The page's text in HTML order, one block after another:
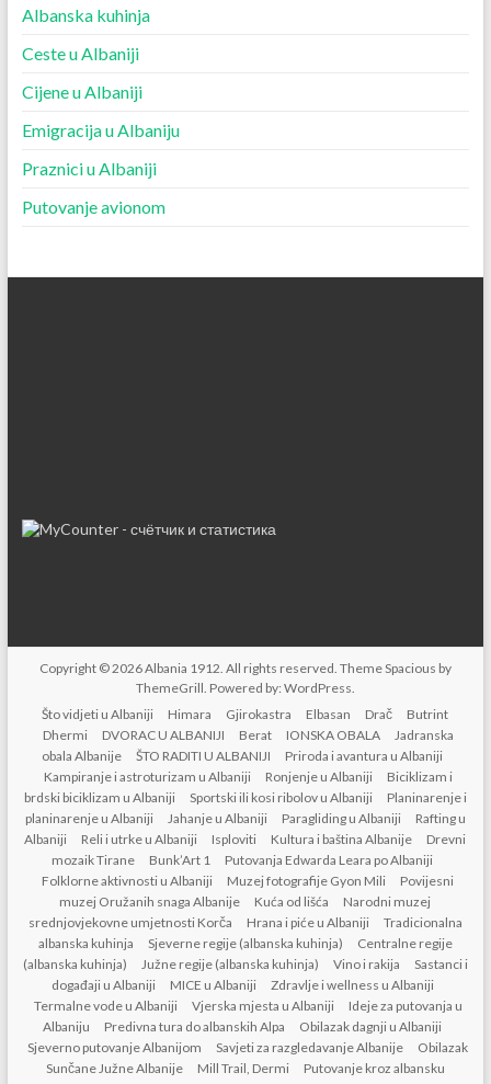
Albanska kuhinja
Ceste u Albaniji
Cijene u Albaniji
Emigracija u Albaniju
Praznici u Albaniji
Putovanje avionom
Copyright © 2026Albania 1912 . All rights reserved. ThemeSpacious by
ThemeGrill. Powered by: WordPress
Što vidjeti u Albaniji
Himara Gjirokastra Elbasan Drač
Butrint
Dhermi
DVORAC U ALBANIJI Berat IONSKA OBALA
Jadranska
obala Albanije
ŠTO RADITI U ALBANIJI
Priroda i avantura u Albaniji
Kampiranje i astroturizam u Albaniji
Ronjenje u Albaniji
Biciklizam i
brdski biciklizam u Albaniji
Sportski ili kosi ribolov u Albaniji
Planinarenje i
planinarenje u Albaniji
Jahanje u Albaniji Paragliding u Albaniji
Rafting u
Albaniji
Reli i utrke u Albaniji Isploviti Kultura i baština Albanije
Drevni
mozaik Tirane
Bunk’Art 1
Putovanja Edwarda Leara po Albaniji
Folklorne aktivnosti u Albaniji
Muzej fotografije Gyon Mili
Povijesni
muzej Oružanih snaga Albanije
Kuća od lišća
Narodni muzej
srednjovjekovne umjetnosti Korča
Hrana i piće u Albaniji
Tradicionalna
albanska kuhinja
Sjeverne regije (albanska kuhinja)
Centralne regije
(albanska kuhinja)
Južne regije (albanska kuhinja) Vino i rakija
Sastanci i
događaji u Albaniji
MICE u Albaniji
Zdravlje i wellness u Albaniji
Termalne vode u Albaniji
Vjerska mjesta u Albaniji
Ideje za putovanja u
Albaniju
Predivna tura do albanskih Alpa
Obilazak dagnji u Albaniji
Sjeverno putovanje Albanijom
Savjeti za razgledavanje Albanije
Obilazak
Sunčane Južne Albanije
Mill Trail, Dermi
Putovanje kroz albansku